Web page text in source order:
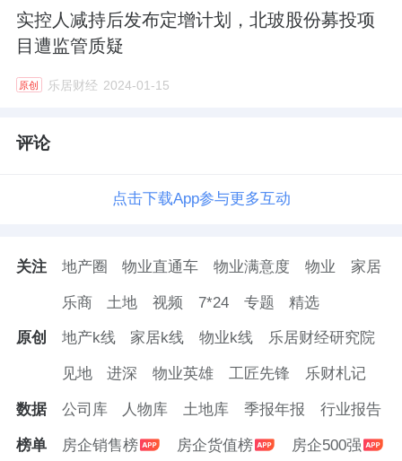
开采、洗选和销售的企业，而募投项目所涉及
的钛合金材料则处于企业所在产业链的下游。
安宁股份表示，这属于对产业链下游的纵向延
不过，其募集资金投向的理由和依据，在二轮
充分具备实施募投项目的技术和人力资源等条
合利用，本次募投项目系基于公司既定发展战
略和规划确定的钒钛资源综合利用项目，属于
公司主业投资。
经测算，若安宁股份本次募投项目完全达产
后，预计实现年均销售收入56.89亿元、年均净
实控人减持后发布定增计划，北玻股份募投项
目遭监管质疑
原创 乐居财经 2024-01-15
评论
点击下载App参与更多互动
关注 地产圈 物业直通车 物业满意度 物业 家居
乐商 土地 视频 7*24 专题 精选
原创 地产k线 家居k线 物业k线 乐居财经研究院
见地 进深 物业英雄 工匠先锋 乐财札记
数据 公司库 人物库 土地库 季报年报 行业报告
榜单 房企销售榜 房企货值榜 房企500强